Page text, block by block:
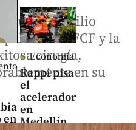
en
Economía
Rappi pisa
el
acelerador
en
Medellín,
Emilio
de la FCF y la
cirugía,
en su